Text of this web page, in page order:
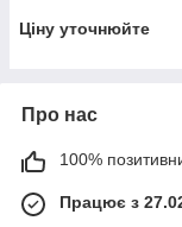
Ціну уточнюйте
Про нас
100%
Працює з